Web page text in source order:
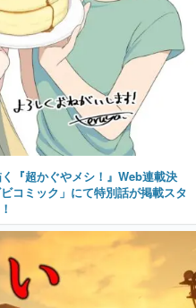
『超かぐやメシ！』Web連載決
コミック」にて特別話が掲載スタ